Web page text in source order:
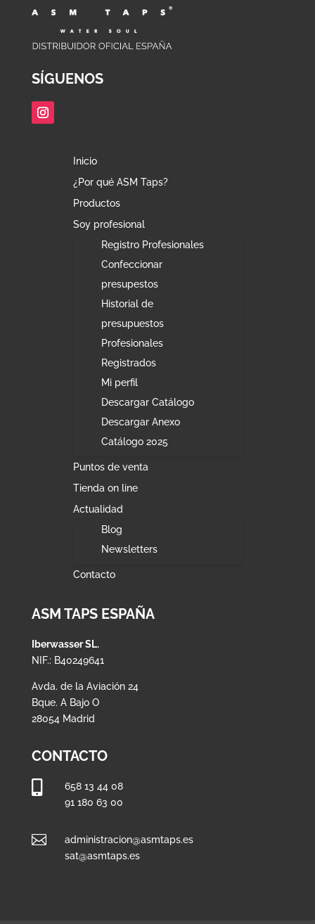
SÍGUENOS
Inicio
¿Por qué ASM Taps?
Productos
Soy profesional
Registro Profesionales
Confeccionar
presupestos
Historial de
presupuestos
Profesionales
Registrados
Mi perfil
Descargar Catálogo
Descargar Anexo
Catálogo 2025
Puntos de venta
Tienda on line
Actualidad
Blog
Newsletters
Contacto
ASM TAPS ESPAÑA
Iberwasser SL.
NIF.: B40249641
Avda. de la Aviación 24
Bque. A Bajo O
28054 Madrid
CONTACTO

658 13 44 08
91 180 63 00

administracion@asmtaps.es
sat@asmtaps.es